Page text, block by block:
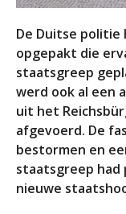
De Duitse
opgepakt die
staatsgreep
werd ook al een
uit het
afgevoerd. De
bestormen en
staatsgreep had
nieuwe